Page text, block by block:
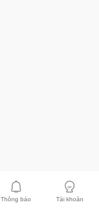
Thông báo Tài khoản